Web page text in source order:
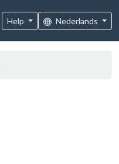
Help Nederlands